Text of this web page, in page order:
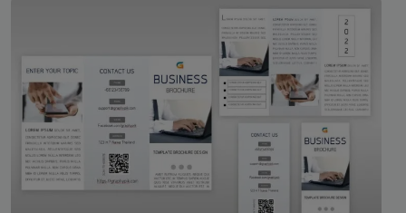
View Details
0 Sale